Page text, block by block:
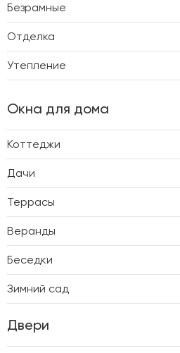
Безрамные
Отделка
Утепление
Окна для дома
Коттеджи
Дачи
Террасы
Веранды
Беседки
Зимний сад
Двери